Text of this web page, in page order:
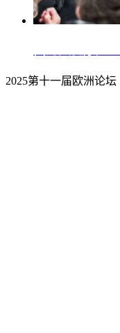
2025第十一届欧洲论坛